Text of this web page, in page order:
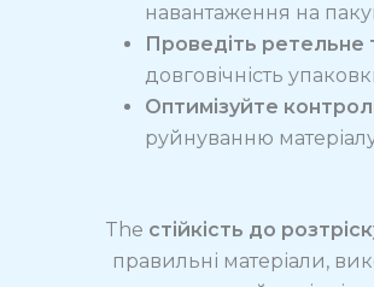
навантаження на
Проведіть ретельне
довговічність
Оптимізуйте
руйнуванню
The стійкість до
правильні матеріали,